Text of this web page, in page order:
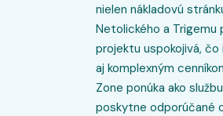
nielen nákladovú
Netolického a
projektu uspokojivá,
aj komplexným
Zone ponúka ako
poskytne odporúčané